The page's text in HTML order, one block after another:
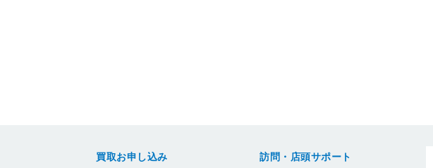
買取お申し込み 訪問・店頭サポート